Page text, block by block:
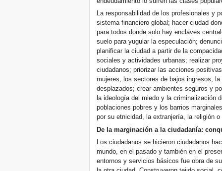
La responsabilidad de los profesionales y
sistema financiero global; hacer ciudad
para todos donde solo hay enclaves
suelo para yugular la especulación;
planificar la ciudad a partir de la
sociales y actividades urbanas; realizar
ciudadanos; priorizar las acciones
mujeres, los sectores de bajos ingresos,
desplazados; crear ambientes seguros y
la ideología del miedo y la criminalización
poblaciones pobres y los barrios
por su etnicidad, la extranjería, la religión o
De la marginación a la ciudadanía:
Los ciudadanos se hicieron ciudadanos
mundo, en el pasado y también en el
entornos y servicios básicos fue obra de